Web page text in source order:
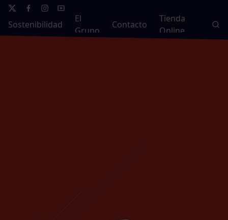
Sostenibilidad
El
Grupo
Contacto
Tienda
Online